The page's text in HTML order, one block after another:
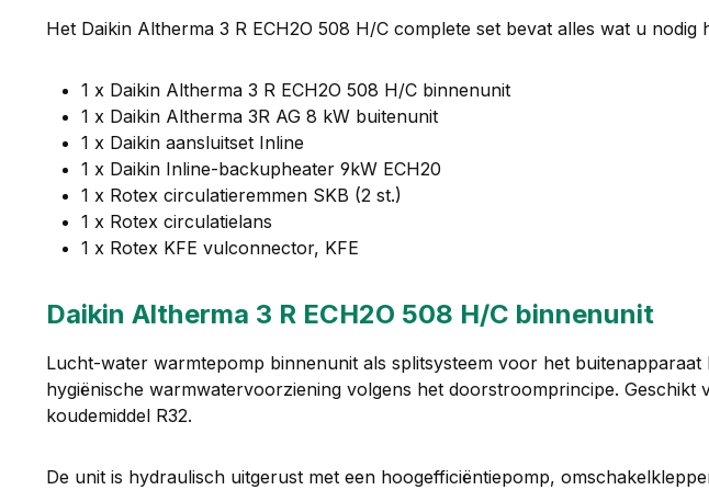
Het Daikin Altherma 3 R ECH2O 508 H/C complete set bevat alles wat u
1 x Daikin Altherma 3 R ECH2O 508 H/C binnenunit
1 x Daikin Altherma 3R AG 8 kW buitenunit
1 x Daikin aansluitset Inline
1 x Daikin Inline-backupheater 9kW ECH20
1 x Rotex circulatieremmen SKB (2 st.)
1 x Rotex circulatielans
1 x Rotex KFE vulconnector, KFE
Daikin Altherma 3 R ECH2O 508 H/C binnenunit
Lucht-water warmtepomp binnenunit als splitsysteem voor het
hygiënische warmwatervoorziening volgens het doorstroomprincipe.
koudemiddel R32.
De unit is hydraulisch uitgerust met een hoogefficiëntiepomp,